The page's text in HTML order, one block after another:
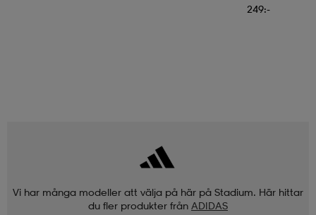
249:-
Vi har många modeller att välja på här på Stadium. Här hittar
du fler produkter från ADIDAS